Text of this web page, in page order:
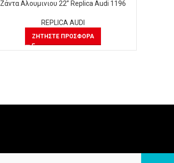
Ζάντα Αλουμινιου 22” Replica Audi 1196
REPLICA AUDI
ΖΗΤΉΣΤΕ ΠΡΟΣΦΟΡΆ